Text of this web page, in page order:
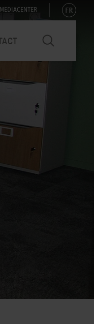
MEDIACENTER FR